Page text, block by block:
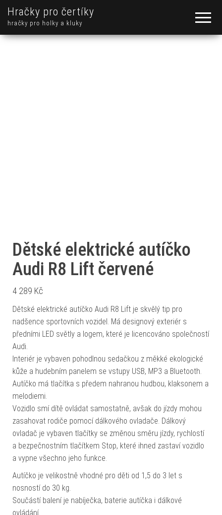
Hračky pro čertíky
hračky pro holky a kluky
Dětské elektrické autíčko
Audi R8 Lift červené
4 289 Kč
Dětské elektrické autíčko Audi R8 Lift je skvělý tip pro
nadšence sportovních vozidel. Má designový exteriér s
předními LED světly a logem, které je licencováno společností
Audi.
Interiér je vybaven pohodlnou sedačkou z měkké ekologické
kůže a hudebním panelem se vstupy USB, MP3 a Bluetooth.
Autíčko má tlačítka s předem nahranou hudbou, klaksonem a
melodiemi.
Vozidlo smí dítě ovládat samostatně, avšak do jízdy mohou
zasahovat rodiče pomocí dálkového ovladače. Dálkový
ovladač je vybaven tlačítky se změnou směru jízdy, rychlostí
a bezpečnostním tlačítkem Stop, které ihned zastaví vozidlo
a vypne všechno jeho funkce.
Autíčko je velikostně vhodné pro děti od 1,5 do 3 let s
nosností do 30 kg.
Součástí balení je nabíječka, baterie autíčka i dálkové
ovládání.